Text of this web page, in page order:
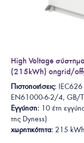
High Voltage
(215kWh) ongrid/
Πιστοποιήσεις:
EN61000-6-2/4, GB/
Εγγύηση: 10 έτη
της Dyness)
χωρητικότητα: 215